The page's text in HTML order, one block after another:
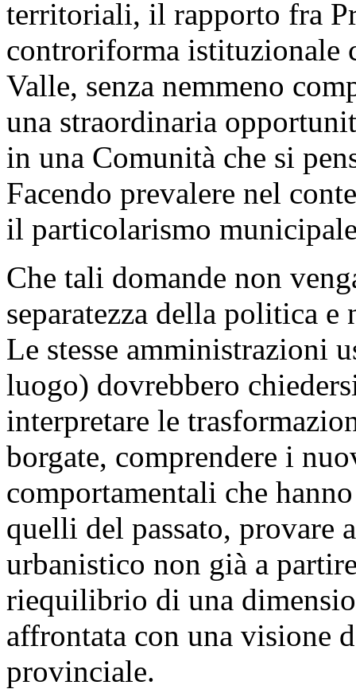
territoriali, il rapporto fra
controriforma istituzionale
Valle, senza nemmeno
una straordinaria
in una Comunità che si
Facendo prevalere nel
il particolarismo
Che tali domande non
separatezza della politica
Le stesse amministrazioni
luogo) dovrebbero
interpretare le
borgate, comprendere i
comportamentali che
quelli del passato, provare
urbanistico non già a
riequilibrio di una
affrontata con una visione
provinciale.